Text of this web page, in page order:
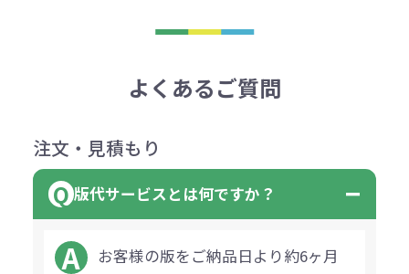
よくあるご質問
注文・見積もり
版代サービスとは何ですか？
お客様の版をご納品日より約6ヶ月